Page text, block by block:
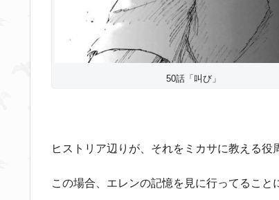
50話「叫び」
ヒストリア辺りが、それをミカサに教える役
この場合、エレンの記憶を見に行ってること